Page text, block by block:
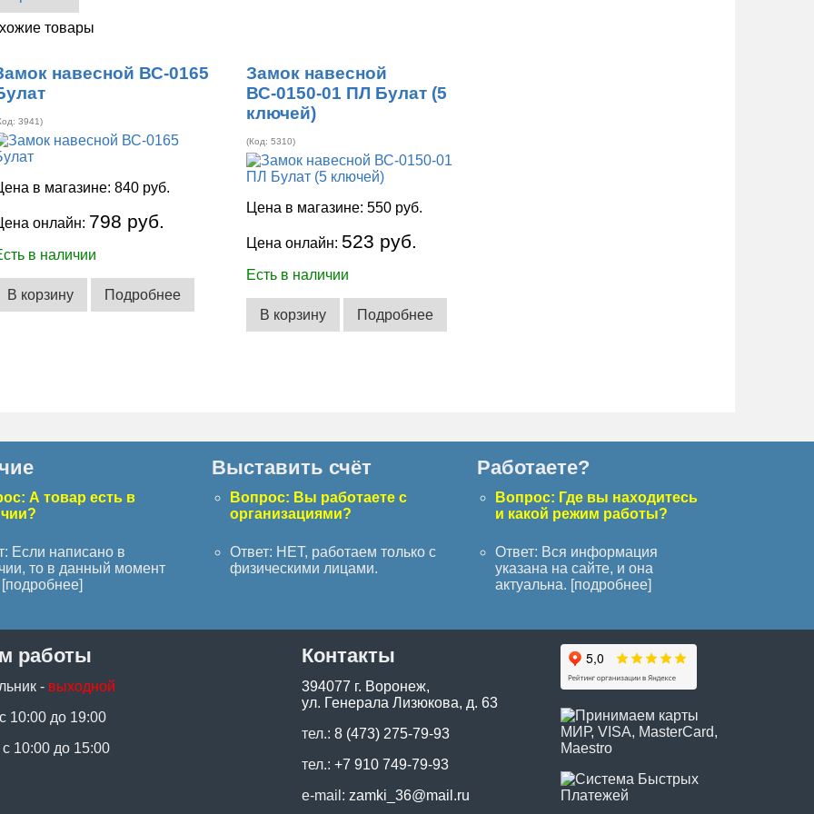
товары
навесной ВС-0165
3941)
в магазине: 840 руб.
онлайн: 798 руб.
в наличии
В корзину Подробнее
Замок навесной
ВС-0150-01 ПЛ Булат (5
ключей)
(Код:5310)
Цена в магазине:550 руб.
Цена онлайн: 523 руб.
Есть в наличии
В корзину Подробнее
А товар есть в
Если написано в
то в данный момент
подробнее]
Выставить счёт
Вопрос: Вы работаете с
организациями?
Ответ: НЕТ, работаем только с
физическими лицами.
Работаете?
Вопрос: Где вы находитесь
и какой режим работы?
Ответ: Вся информация
указана на сайте, и она
актуальна. [подробнее]
работы
- выходной
10:00 до 19:00
10:00 до 15:00
Контакты
394077 г. Воронеж,
ул. Генерала Лизюкова, д. 63
тел.: 8 (473) 275-79-93
тел.: +7 910 749-79-93
e-mail: zamki_36@mail.ru